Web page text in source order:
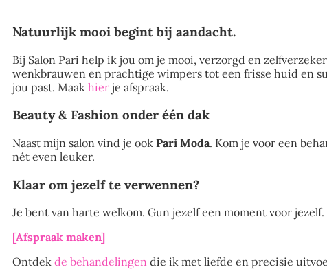
Natuurlijk mooi begint bij aandacht.
Bij Salon Pari help ik jou om je mooi, verzorgd en
wenkbrauwen en prachtige wimpers tot een frisse huid en
jou past. Maak hier je afspraak.
Beauty & Fashion onder één dak
Naast mijn salon vind je ook Pari Moda. Kom je voor een
nét even leuker.
Klaar om jezelf te verwennen?
Je bent van harte welkom. Gun jezelf een moment voor
[Afspraak maken]
Ontdek de behandelingen die ik met liefde en precisie